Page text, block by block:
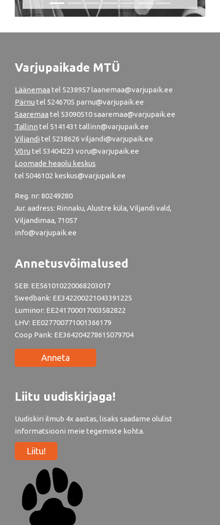
Varjupaikade MTÜ
Läänemaa tel 5238957laanemaa@varjupaik.ee
Pärnu tel 5246705 parnu@varjupaik.ee
Saaremaa tel 53090510 saaremaa@varjupaik.ee
Tallinn tel 5141431 tallinn@varjupaik.ee
Viljandi tel 5238626 viljandi@varjupaik.ee
Võru tel 53404223 voru@varjupaik.ee
Loomade heaolu keskus
tel 5046102 keskus@varjupaik.ee
Reg. nr: 80249280
Jur. aadress: Rinnaku, Alustre küla, Viljandi vald,
Viljandimaa, 71057
info@varjupaik.ee
Annetusvõimalused
SEB: EE561010220068203017
Swedbank: EE342200221043391225
Luminor: EE241700017003582822
LHV: EE027700771001366179
Coop Pank: EE364204278615079704
Anneta
Liitu uudiskirjaga!
Uudiskiri ilmub 4x aastas, lisaks saadame olulist
informatsiooni meie tegemiste kohta.
Liitu!